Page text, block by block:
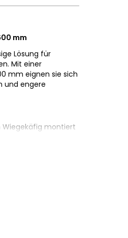
mm
Lösung für
Mit einer
mm eignen sie sich
und engere
Wiegekäfig montiert